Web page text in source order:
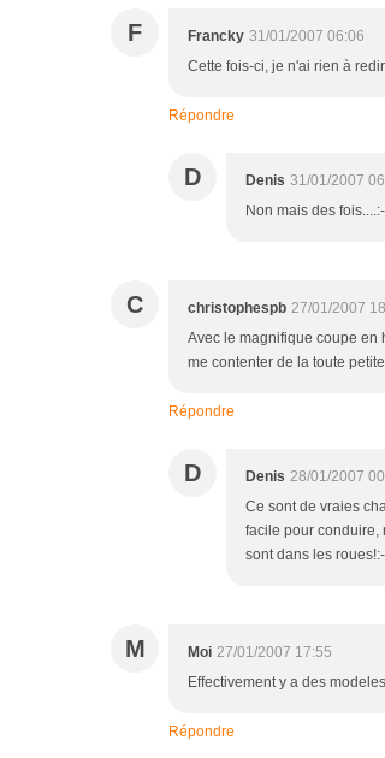
F Francky 31/01/2007 06:06
Cette fois-ci, je n'ai rien à
Répondre
D Denis 31/01/2007
Non mais des
C christophespb 27/01/2007
Avec le magnifique coupe en
me contenter de la toute
Répondre
D Denis 28/01/2007
Ce sont de vraies
facile pour conduire,
sont dans les
M Moi 27/01/2007 17:55
Effectivement y a des
Répondre